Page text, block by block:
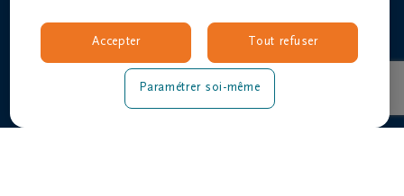
Organiser des funérailles
Nos centres funéraires
Questions fréquemment posées
Accepter Tout refuser
Paramétrer soi-même